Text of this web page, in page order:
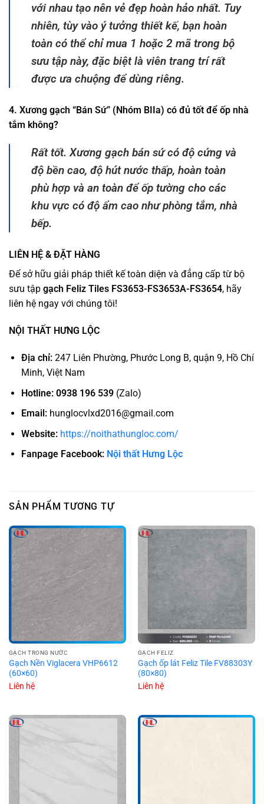
với nhau tạo nên vẻ đẹp hoàn hảo nhất. Tuy
nhiên, tùy vào ý tưởng thiết kế, bạn hoàn
toàn có thể chỉ mua 1 hoặc 2 mã trong bộ
sưu tập này, đặc biệt là viên trang trí rất
được ưa chuộng để dùng riêng.
4. Xương gạch “Bán Sứ” (Nhóm BIIa) có đủ tốt để ốp nhà
tắm không?
Rất tốt. Xương gạch bán sứ có độ cứng và
độ bền cao, độ hút nước thấp, hoàn toàn
phù hợp và an toàn để ốp tường cho các
khu vực có độ ẩm cao như phòng tắm, nhà
bếp.
LIÊN HỆ & ĐẶT HÀNG
Để sở hữu giải pháp thiết kế toàn diện và đẳng cấp từ bộ
sưu tập gạch Feliz Tiles FS3653-FS3653A-FS3654, hãy
liên hệ ngay với chúng tôi!
NỘI THẤT HƯNG LỘC
Địa chỉ:247 Liên Phường, Phước Long B, quận 9, Hồ Chí
Minh, Việt Nam
Hotline: 0938 196 539(Zalo)
Email:hunglocvlxd2016@gmail.com
Website: https://noithathungloc.com/
Fanpage Facebook: Nội thất Hưng Lộc
SẢN PHẨM TƯƠNG TỰ
GẠCH TRONG NƯỚC
Gạch Nền Viglacera VHP6612
(60×60)
Liên hệ
GẠCH FELIZ
Gạch ốp lát Feliz Tile FV88303Y
(80×80)
Liên hệ